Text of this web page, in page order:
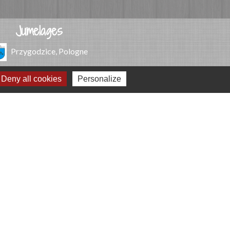
Jumelages
Przygodzice, Pologne
Deny all cookies Personalize